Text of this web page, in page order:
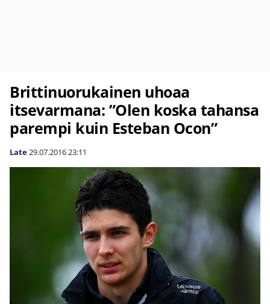
Brittinuorukainen uhoaa
itsevarmana: ”Olen koska tahansa
parempi kuin Esteban Ocon”
Late29.07.201623:11